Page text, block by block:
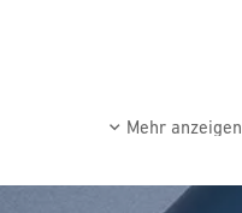
Mehr anzeigen